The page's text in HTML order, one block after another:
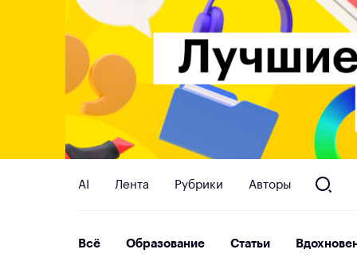
AI Лента Рубрики Авторы
Всё Образование Статьи